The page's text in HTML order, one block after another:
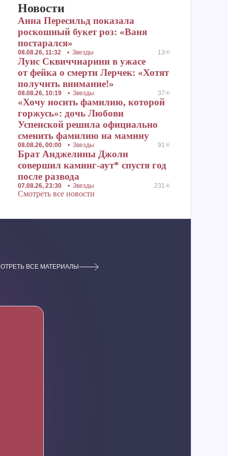
Новости
Анна Пересильд показала
роскошный букет роз: «Ваня
постарался»
08.08.26, 11:32 • Звезды 13
Луис Сквиччиарини в ужасе
от фейка о смерти Лерчек: «Хотят
получить внимание!»
08.08.26, 10:19 • Звезды 37
«Хочу носить фамилию, которой
горжусь»: дочь Любови
Успенской решила официально
сменить фамилию на мамину
08.08.26, 00:00 • Звезды 91
Брат Анджелины Джоли
совершил каминг-аут* спустя год
после развода
07.08.26, 23:30 • Звезды 231
Смотреть все новости
ВСЕ МАТЕРИАЛЫ